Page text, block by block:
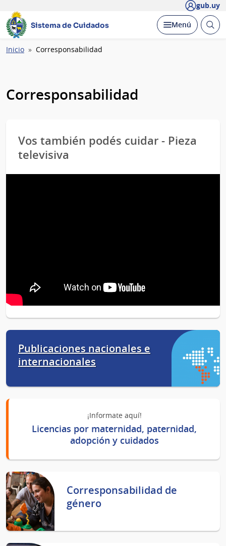
gub.uy
Sistema de Cuidados Desplegar
Menú Abrir
Ruta
Inicio Corresponsabilidad
Corresponsabilidad
Vos también podés cuidar - Pieza
televisiva
Publicaciones nacionales e
internacionales
Licencias por maternidad, paternidad,
adopción y cuidados
¡Informate aquí!
Corresponsabilidad de
género